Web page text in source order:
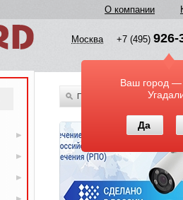
О компании
Москва +7 (495) 926-
Ваш город —
Да
По всему каталогу